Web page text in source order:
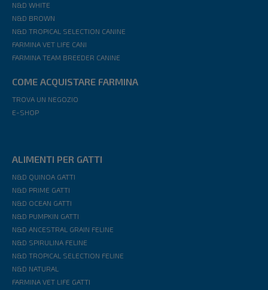
N&D WHITE
N&D BROWN
N&D TROPICAL SELECTION CANINE
FARMINA VET LIFE CANI
FARMINA TEAM BREEDER CANINE
COME ACQUISTARE FARMINA
TROVA UN NEGOZIO
E-SHOP
ALIMENTI PER GATTI
N&D QUINOA GATTI
N&D PRIME GATTI
N&D OCEAN GATTI
N&D PUMPKIN GATTI
N&D ANCESTRAL GRAIN FELINE
N&D SPIRULINA FELINE
N&D TROPICAL SELECTION FELINE
N&D NATURAL
FARMINA VET LIFE GATTI